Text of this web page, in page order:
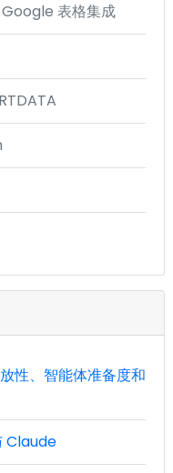
表格集成
性、智能体准备度和
Claude